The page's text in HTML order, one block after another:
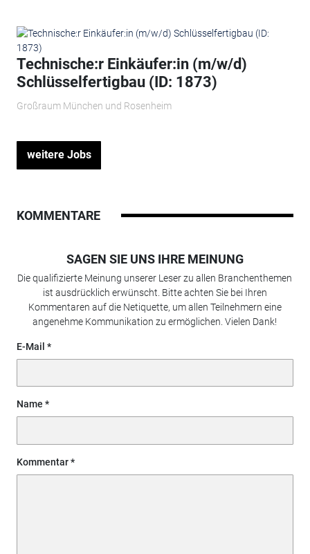
Technische:r Einkäufer:in (m/w/d)
Schlüsselfertigbau (ID: 1873)
Großraum München und Rosenheim
weitere Jobs
KOMMENTARE
SAGEN SIE UNS IHRE MEINUNG
Die qualifizierte Meinung unserer Leser zu allen Branchenthemen
ist ausdrücklich erwünscht. Bitte achten Sie bei Ihren
Kommentaren auf die Netiquette, um allen Teilnehmern eine
angenehme Kommunikation zu ermöglichen. Vielen Dank!
E-Mail
Name
Kommentar